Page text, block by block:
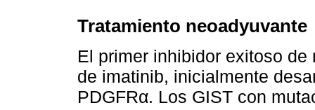
Tratamiento neoadyuvante
El primer inhibidor exitoso
de imatinib, inicialmente
PDGFRα. Los GIST con